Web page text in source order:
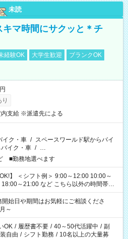
未読
キマ時間にサクッと＊チ
経験OK 大学生歓迎
ブランクOK
支給 ※派遣先による
イク・車 / スペースワールド駅からバイ
イク・車 / …
■勤務地選べます
10:00～
など こちら以外の時間帯も
い！
始日や期間はお気軽にご相談くださ
～
OK / 履歴書不要 / 40～50代活躍中 / 副
自由 / シフト勤務 / 10名以上の大量募